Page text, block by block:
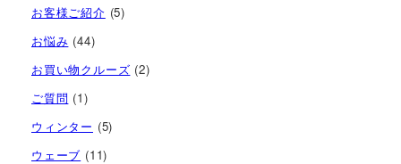
ー
ジ
送
り
お客様ご紹介 (5)
お悩み (44)
お買い物クルーズ (2)
ご質問 (1)
ウィンター (5)
ウェーブ (11)